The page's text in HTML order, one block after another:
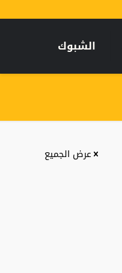
الشبوك
عرض الجميع